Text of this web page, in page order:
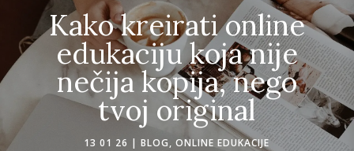
Kako kreirati online
edukaciju koja nije
nečija kopija, nego
tvoj original
13 01 26 |BLOG,ONLINE EDUKACIJE